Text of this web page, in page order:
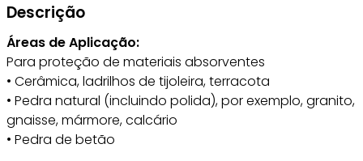
Descrição
Áreas de Aplicação:
Para proteção de materiais absorventes
• Cerâmica, ladrilhos de tijoleira, terracota
• Pedra natural (incluindo polida), por exemplo, granito,
gnaisse, mármore, calcário
• Pedra de betão